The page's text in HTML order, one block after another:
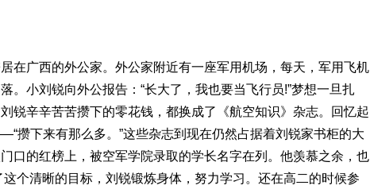
广西的外公家。外公家附近有一座军用机场，每天，军用飞机
。小刘锐向外公报告：“长大了，我也要当飞行员!”梦想一旦扎
锐辛辛苦苦攒下的零花钱，都换成了《航空知识》杂志。回忆起
攒下来有那么多。”这些杂志到现在仍然占据着刘锐家书柜的大
口的红榜上，被空军学院录取的学长名字在列。他羡慕之余，也
个清晰的目标，刘锐锻炼身体，努力学习。还在高二的时候参